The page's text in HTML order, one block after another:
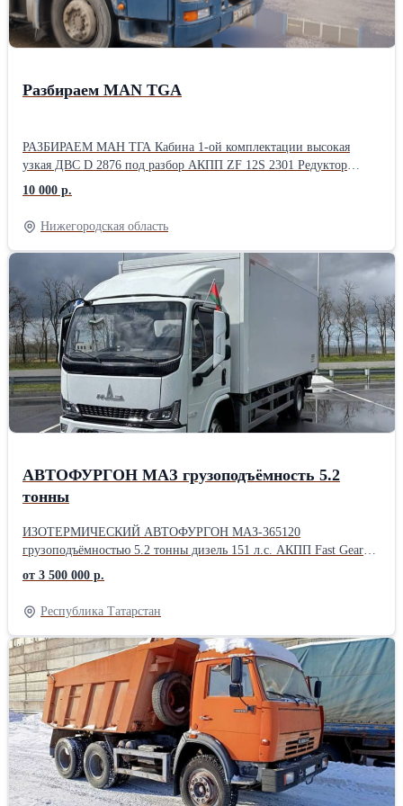
Разбираем МАN TGA
РАЗБИРАЕМ МАН ТГА Кабина 1-ой комплектации высокая
узкая ДВС D 2876 под разбор АКПП ZF 12S 2301 Редуктор
HY1350 перед.3710 ВСЕ запчасти без пробега по Р.Ф.
10 000 р.
Нижегородская область
АВТОФУРГОН МАЗ грузоподъёмность 5.2
тонны
ИЗОТЕРМИЧЕСКИЙ АВТОФУРГОН МАЗ-365120
грузоподъёмностью 5.2 тонны дизель 151 л.с. АКПП Fast Gear
модели C6J45TB. Объем кузова 28 м³. Топливный бак 120 л.
Мультимедиа с дисплеем 11 дюймов, Круиз-контроль, ABS,ESC.
Двигатель производства СП Беларусь-Китай, мосты Hande.
Передние тормозные механизмы дисковые, а задние –
барабанные. Тормозная система с функциями ABS, ASR, ESP,
полная мах масса автомобиля 8 т. Фургон Купава. Трёхместная
кабина. Вода стеклоомывателей подается точечно, через
проложенные к щеткам дворников тоненькие шланги. Для
обзора задних полусфер закреплены массивные основные
зеркала и дополнительные квадратные со сферическими
стеклами для контроля мертвых зон. Спереди и справа
закреплены сферические тротуарные зеркала, которые облегчают
маневрирование в любом пространстве. МАЗ-365120 оснащён
климатической установкой, электрическими
от 3 500 000 р.
Республика Татарстан